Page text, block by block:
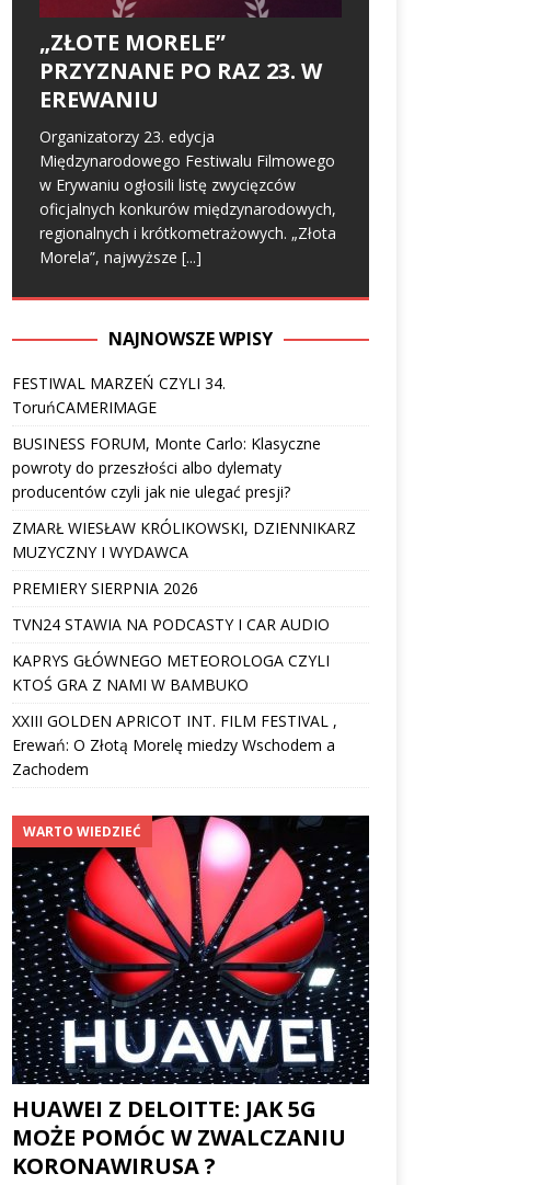
„ZŁOTE MORELE”
PRZYZNANE PO RAZ 23. W
EREWANIU
Organizatorzy 23. edycja
Międzynarodowego Festiwalu Filmowego
w Erywaniu ogłosili listę zwycięzców
oficjalnych konkurów międzynarodowych,
regionalnych i krótkometrażowych. „Złota
Morela”, najwyższe [...]
NAJNOWSZE WPISY
FESTIWAL MARZEŃ CZYLI 34.
ToruńCAMERIMAGE
BUSINESS FORUM, Monte Carlo: Klasyczne
powroty do przeszłości albo dylematy
producentów czyli jak nie ulegać presji?
ZMARŁ WIESŁAW KRÓLIKOWSKI, DZIENNIKARZ
MUZYCZNY I WYDAWCA
PREMIERY SIERPNIA 2026
TVN24 STAWIA NA PODCASTY I CAR AUDIO
KAPRYS GŁÓWNEGO METEOROLOGA CZYLI
KTOŚ GRA Z NAMI W BAMBUKO
XXIII GOLDEN APRICOT INT. FILM FESTIVAL ,
Erewań: O Złotą Morelę miedzy Wschodem a
Zachodem
WARTO WIEDZIEĆ
HUAWEI Z DELOITTE: JAK 5G
MOŻE POMÓC W ZWALCZANIU
KORONAWIRUSA ?